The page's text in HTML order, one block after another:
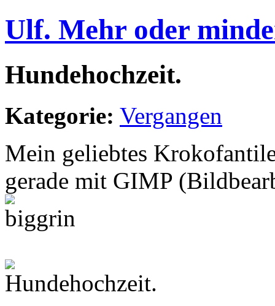
Ulf. Mehr oder
Hundehochzeit.
Kategorie: Vergangen
Mein geliebtes
gerade mit GIMP